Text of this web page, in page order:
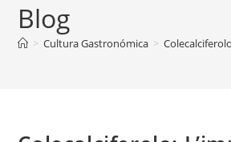
Blog
> Cultura Gastronómica >